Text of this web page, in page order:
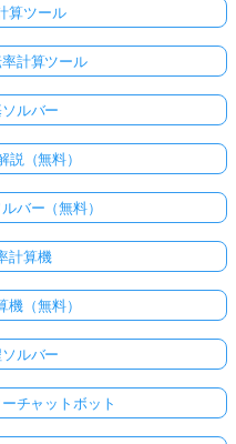
算ツール
計算ツール
ルバー
（無料）
バー（無料）
計算機
機（無料）
ルバー
チャットボット